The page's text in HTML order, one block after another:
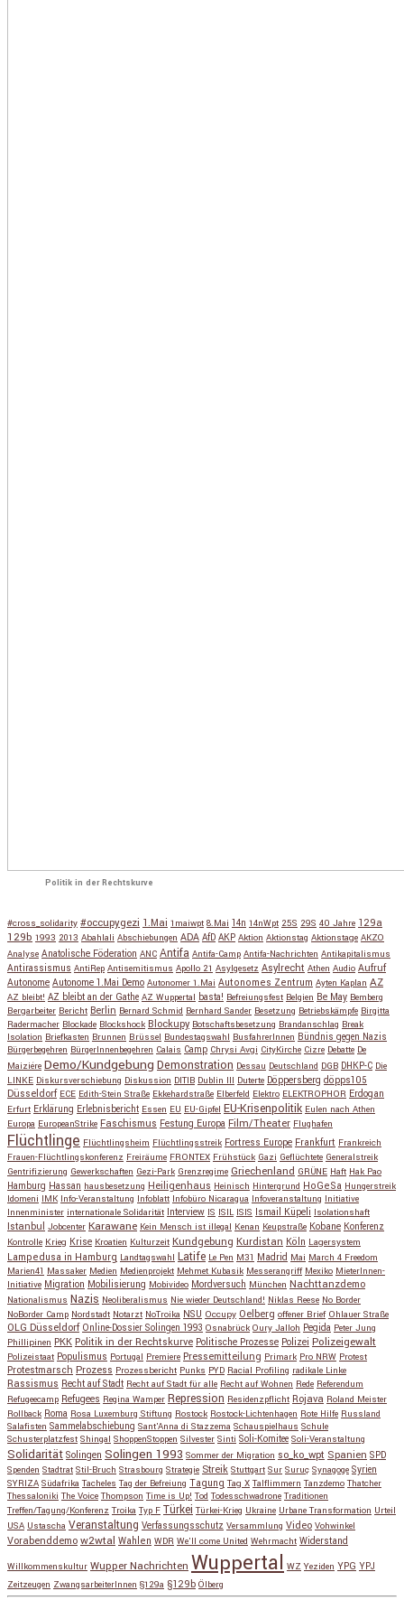
Politik in der Rechtskurve
#cross_solidarity #occupygezi 1.Mai 1maiwpt 8.Mai 14n 14nWpt 25S 29S 40 Jahre 129a
129b 1993 2013 Abahlali Abschiebungen ADA AfD AKP Aktion Aktionstag Aktionstage AKZO
Analyse Anatolische Föderation ANC Antifa Antifa-Camp Antifa-Nachrichten Antikapitalismus
Antirassismus AntiRep Antisemitismus Apollo 21 Asylgesetz Asylrecht Athen Audio Aufruf
Autonome Autonome 1.Mai Demo Autonomer 1.Mai Autonomes Zentrum Ayten Kaplan AZ
AZ bleibt! AZ bleibt an der Gathe AZ Wuppertal basta! Befreiungsfest Belgien Be May Bemberg
Bergarbeiter Bericht Berlin Bernard Schmid Bernhard Sander Besetzung Betriebskämpfe Birgitta
Radermacher Blockade Blockshock Blockupy Botschaftsbesetzung Brandanschlag Break
Isolation Briefkasten Brunnen Brüssel Bundestagswahl BusfahrerInnen Bündnis gegen Nazis
Bürgerbegehren BürgerInnenbegehren Calais Camp Chrysi Avgi CityKirche Cizre Debatte De
Maiziére Demo/Kundgebung Demonstration Dessau Deutschland DGB DHKP-C Die
LINKE Diskursverschiebung Diskussion DITIB Dublin III Duterte Döppersberg döpps105
Düsseldorf ECE Edith-Stein Straße Ekkehardstraße Elberfeld Elektro ELEKTROPHOR Erdogan
Erfurt Erklärung Erlebnisbericht Essen EU EU-Gipfel EU-Krisenpolitik Eulen nach Athen
Europa EuropeanStrike Faschismus Festung Europa Film/Theater Flughafen
Flüchtlinge Flüchtlingsheim Flüchtlingsstreik Fortress Europe Frankfurt Frankreich
Frauen-Flüchtlingskonferenz Freiräume FRONTEX Frühstück Gazi Geflüchtete Generalstreik
Gentrifizierung Gewerkschaften Gezi-Park Grenzregime Griechenland GRÜNE Haft Hak Pao
Hamburg Hassan hausbesetzung Heiligenhaus Heinisch Hintergrund HoGeSa Hungerstreik
Idomeni IMK Info-Veranstaltung Infoblatt Infobüro Nicaragua Infoveranstaltung Initiative
Innenminister internationale Solidarität Interview IS ISIL ISIS Ismail Küpeli Isolationshaft
Istanbul Jobcenter Karawane Kein Mensch ist illegal Kenan Keupstraße Kobane Konferenz
Kontrolle Krieg Krise Kroatien Kulturzeit Kundgebung Kurdistan Köln Lagersystem
Lampedusa in Hamburg Landtagswahl Latife Le Pen M31 Madrid Mai March 4 Freedom
Marien41 Massaker Medien Medienprojekt Mehmet Kubasik Messerangriff Mexiko MieterInnen-
Initiative Migration Mobilisierung Mobivideo Mordversuch München Nachttanzdemo
Nationalismus Nazis Neoliberalismus Nie wieder Deutschland! Niklas Reese No Border
NoBorder Camp Nordstadt Notarzt NoTroika NSU Occupy Oelberg offener Brief Ohlauer Straße
OLG Düsseldorf Online-Dossier Solingen 1993 Osnabrück Oury Jalloh Pegida Peter Jung
Phillipinen PKK Politik in der Rechtskurve Politische Prozesse Polizei Polizeigewalt
Polizeistaat Populismus Portugal Premiere Pressemitteilung Primark Pro NRW Protest
Protestmarsch Prozess Prozessbericht Punks PYD Racial Profiling radikale Linke
Rassismus Recht auf Stadt Recht auf Stadt für alle Recht auf Wohnen Rede Referendum
Refugeecamp Refugees Regina Wamper Repression Residenzpflicht Rojava Roland Meister
Rollback Roma Rosa Luxemburg Stiftung Rostock Rostock-Lichtenhagen Rote Hilfe Russland
Salafisten Sammelabschiebung Sant'Anna di Stazzema Schauspielhaus Schule
Schusterplatzfest Shingal ShoppenStoppen Silvester Sinti Soli-Komitee Soli-Veranstaltung
Solidarität Solingen Solingen 1993 Sommer der Migration so_ko_wpt Spanien SPD
Spenden Stadtrat Stil-Bruch Strasbourg Strategie Streik Stuttgart Sur Suruç Synagoge Syrien
SYRIZA Südafrika Tacheles Tag der Befreiung Tagung Tag X Talflimmern Tanzdemo Thatcher
Thessaloniki The Voice Thompson Time is Up! Tod Todesschwadrone Traditionen
Treffen/Tagung/Konferenz Troika Typ F Türkei Türkei-Krieg Ukraine Urbane Transformation Urteil
USA Ustascha Veranstaltung Verfassungsschutz Versammlung Video Vohwinkel
Vorabenddemo w2wtal Wahlen WDR We'll come United Wehrmacht Widerstand
Willkommenskultur Wupper Nachrichten Wuppertal WZ Yeziden YPG YPJ
Zeitzeugen ZwangsarbeiterInnen §129a §129b Ölberg